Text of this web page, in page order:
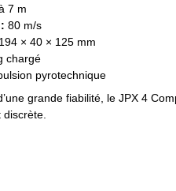
7 m
80 m/s
194 × 40 × 125 mm
chargé
pyrotechnique
grande fiabilité, le JPX 4